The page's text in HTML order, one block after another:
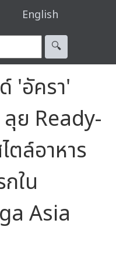
English
🔍︎
'อัครา'
ลุย Ready-
ตล์อาหาร
ใน
Asia